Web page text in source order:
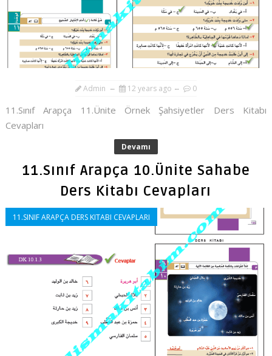
Admin 12 years ago 0
11.Sınıf Arapça 11.Ünite Örnek Şahsiyetler Ders Kitabı
Cevapları
Devamı
11.Sınıf Arapça 10.Ünite Sahabe
Ders Kitabı Cevapları
11.SINIF ARAPÇA DERS KITABI CEVAPLARI